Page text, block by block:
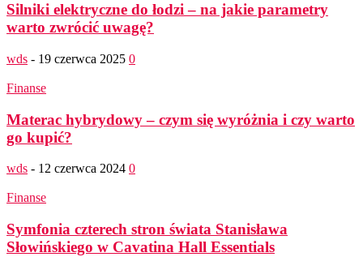
Silniki elektryczne do łodzi – na jakie parametry
warto zwrócić uwagę?
wds - 19 czerwca 2025 0
Finanse
Materac hybrydowy – czym się wyróżnia i czy warto
go kupić?
wds - 12 czerwca 2024 0
Finanse
Symfonia czterech stron świata Stanisława
Słowińskiego w Cavatina Hall Essentials